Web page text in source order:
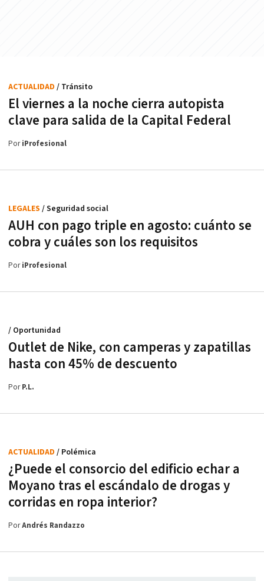
El viernes a la noche cierra autopista
clave para salida de la Capital Federal
ACTUALIDAD / Tránsito
PoriProfesional
AUH con pago triple en agosto: cuánto se
cobra y cuáles son los requisitos
LEGALES / Seguridad social
PoriProfesional
Outlet de Nike, con camperas y zapatillas
hasta con 45% de descuento
/ Oportunidad
PorP.L.
¿Puede el consorcio del edificio echar a
Moyano tras el escándalo de drogas y
corridas en ropa interior?
ACTUALIDAD / Polémica
PorAndrés Randazzo